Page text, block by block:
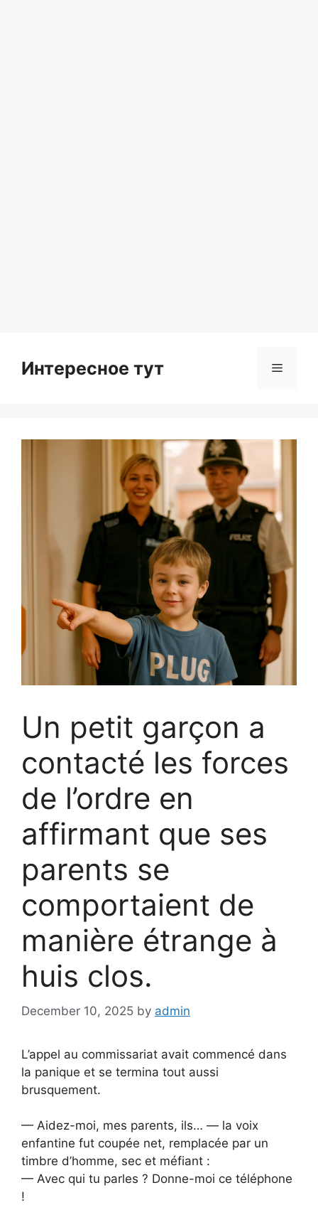
Интересное тут Menu
Un petit garçon a
contacté les forces
de l’ordre en
affirmant que ses
parents se
comportaient de
manière étrange à
huis clos.
December 10, 2025 by admin
L’appel au commissariat avait commencé dans
la panique et se termina tout aussi
brusquement.
— Aidez-moi, mes parents, ils… — la voix
enfantine fut coupée net, remplacée par un
timbre d’homme, sec et méfiant :
— Avec qui tu parles ? Donne-moi ce téléphone
!